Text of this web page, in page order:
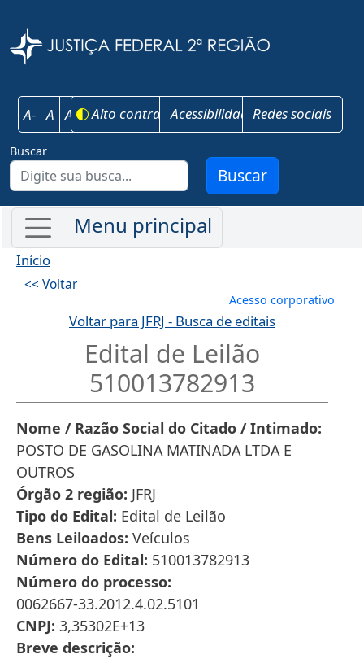
A- A A+ Alto contrasteAcessibilidadeRedes sociais
Buscar
Buscar
Início
<< Voltar
Menu de
Acesso corporativo
Voltar para JFRJ - Busca de editais
Edital de Leilão
510013782913
Nome / Razão Social do Citado / Intimado
POSTO DE GASOLINA MATINADA LTDA E
OUTROS
Órgão 2 região JFRJ
Tipo do Edital Edital de Leilão
Bens Leiloados Veículos
Número do Edital 510013782913
Número do processo
0062667-33.2012.4.02.5101
CNPJ 3,35302E+13
Breve descrição